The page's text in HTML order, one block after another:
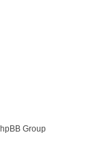
Group